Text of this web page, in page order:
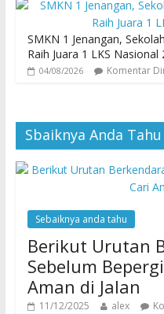
SMKN 1 Jenangan,
Raih Juara 1 LKS Nasional
04/08/2026 Komentar
Sbaiknya Anda Tahu
Sebaiknya anda tahu
Berikut Urutan
Sebelum
Aman di Jalan
11/12/2025 alex